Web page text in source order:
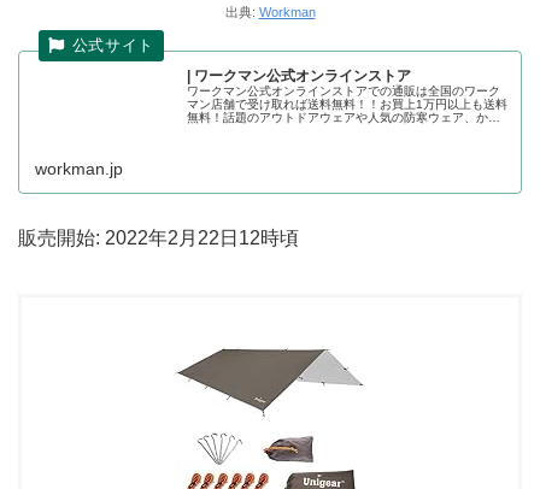
出典: Workman
| ワークマン公式オンラインストア
ワークマン公式オンラインストアでの通販は全国のワーク
マン店舗で受け取れば送料無料！！お買上1万円以上も送料
無料！話題のアウトドアウェアや人気の防寒ウェア、かっ
workman.jp
販売開始: 2022年2月22日12時頃